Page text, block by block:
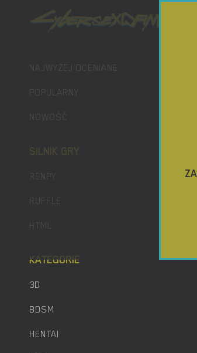
NAJWYŻEJ OCENIANE
NOWOŚĆ
HTML
KATEGORIE
3D
BDSM
HENTAI